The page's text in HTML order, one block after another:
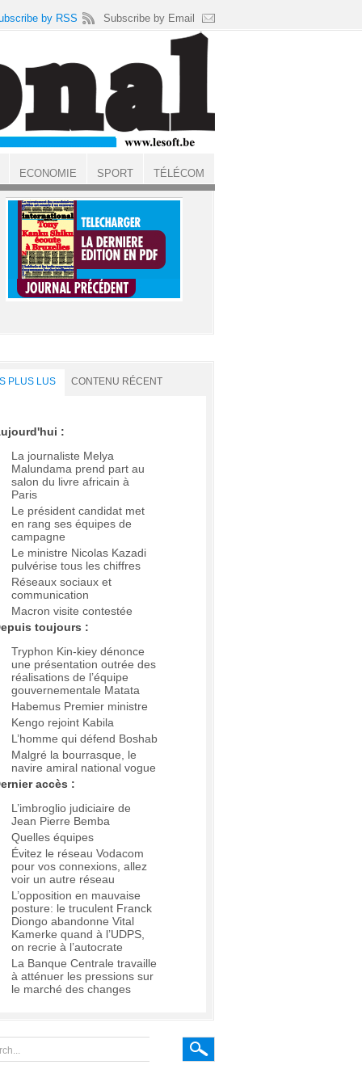
PLUS LUS CONTENU RÉCENT
:
La journaliste Melya
Malundama prend part au
salon du livre africain à
Paris
Le président candidat met
en rang ses équipes de
campagne
Le ministre Nicolas Kazadi
pulvérise tous les chiffres
Réseaux sociaux et
communication
Macron visite contestée
toujours :
Tryphon Kin-kiey dénonce
une présentation outrée des
réalisations de l’équipe
gouvernementale Matata
Habemus Premier ministre
Kengo rejoint Kabila
L’homme qui défend Boshab
Malgré la bourrasque, le
navire amiral national vogue
accès :
L’imbroglio judiciaire de
Jean Pierre Bemba
Quelles équipes
Évitez le réseau Vodacom
pour vos connexions, allez
voir un autre réseau
L’opposition en mauvaise
posture: le truculent Franck
Diongo abandonne Vital
Kamerke quand à l’UDPS,
on recrie à l’autocrate
La Banque Centrale travaille
à atténuer les pressions sur
le marché des changes
by RSS Subscribe by Email
ECONOMIE SPORT TÉLÉCOM